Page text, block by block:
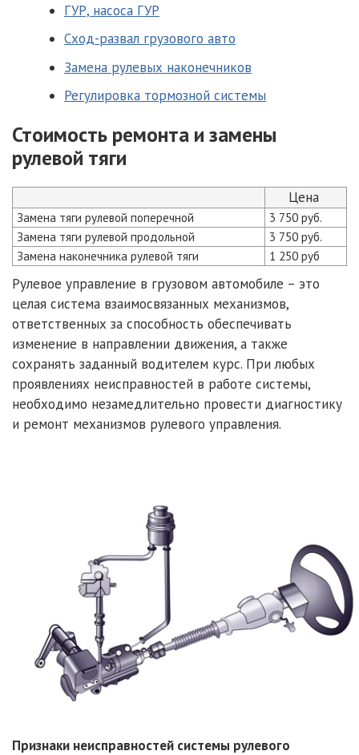
ГУР, насоса ГУР
Сход-развал грузового авто
Замена рулевых наконечников
Регулировка тормозной системы
Стоимость ремонта и замены
рулевой тяги
Цена
Замена тяги рулевой поперечной
3 750 руб.
Замена тяги рулевой продольной
3 750 руб.
Замена наконечника рулевой тяги
1 250 руб
Рулевое управление в грузовом автомобиле – это
целая система взаимосвязанных механизмов,
ответственных за способность обеспечивать
изменение в направлении движения, а также
сохранять заданный водителем курс. При любых
проявлениях неисправностей в работе системы,
необходимо незамедлительно провести диагностику
и ремонт механизмов рулевого управления.
Признаки неисправностей системы рулевого